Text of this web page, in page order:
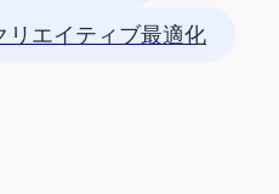
リエイティブ最適化